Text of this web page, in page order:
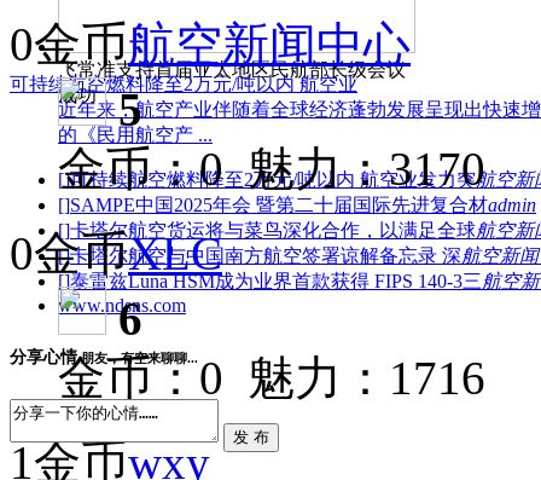
飞常准支持首届亚太地区民航部长级会议
成功
可持续航空燃料降至2万元/吨以内 航空业
近年来，航空产业伴随着全球经济蓬勃发展呈现出快速
的《民用航空产 ...
[]可持续航空燃料降至2万元/吨以内 航空业发力突航空新
[]SAMPE中国2025年会 暨第二十届国际先进复合材admin
[]卡塔尔航空货运将与菜鸟深化合作，以满足全球航空新
[]卡塔尔航空与中国南方航空签署谅解备忘录 深航空新
[]泰雷兹Luna HSM成为业界首款获得 FIPS 140-3三航空
www.ndsns.com
分享心情朋友，有空来聊聊...
0金币航空新闻中心
5
金币：0 魅力：3170
0金币XLC
6
金币：0 魅力：1716
1金币wxy